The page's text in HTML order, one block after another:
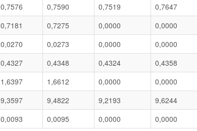
0,7576 0,7590 0,7519
0,7647
0,7181 0,7275 0,0000
0,0000
0,0270 0,0273 0,0000
0,0000
0,4327 0,4348 0,4324
0,4358
1,6397 1,6612 0,0000
0,0000
9,3597 9,4822 9,2193
9,6244
0,0093 0,0095 0,0000 0,0000